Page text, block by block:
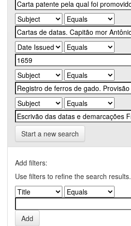
Start a new search
Add filters:
Use filters to refine the search results.